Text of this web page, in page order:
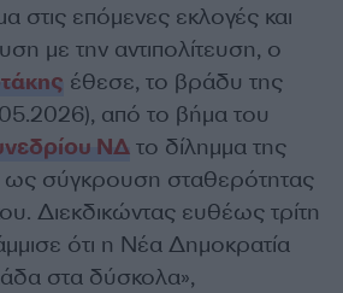
επόμενες εκλογές και
με την αντιπολίτευση, ο
έθεσε, το βράδυ της
από το βήμα του
ΝΔ το δίλημμα της
ως σύγκρουση σταθερότητας
Διεκδικώντας ευθέως τρίτη
ότι η Νέα Δημοκρατία
στα δύσκολα»,